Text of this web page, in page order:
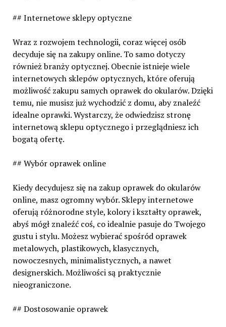
## Internetowe sklepy optyczne
Wraz z rozwojem technologii, coraz więcej osób
decyduje się na zakupy online. To samo dotyczy
również branży optycznej. Obecnie istnieje wiele
internetowych sklepów optycznych, które oferują
możliwość zakupu samych oprawek do okularów. Dzięki
temu, nie musisz już wychodzić z domu, aby znaleźć
idealne oprawki. Wystarczy, że odwiedzisz stronę
internetową sklepu optycznego i przeglądniesz ich
bogatą ofertę.
## Wybór oprawek online
Kiedy decydujesz się na zakup oprawek do okularów
online, masz ogromny wybór. Sklepy internetowe
oferują różnorodne style, kolory i kształty oprawek,
abyś mógł znaleźć coś, co idealnie pasuje do Twojego
gustu i stylu. Możesz wybierać spośród oprawek
metalowych, plastikowych, klasycznych,
nowoczesnych, minimalistycznych, a nawet
designerskich. Możliwości są praktycznie
nieograniczone.
## Dostosowanie oprawek